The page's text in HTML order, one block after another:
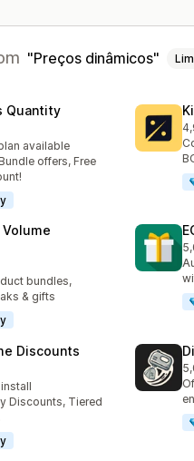
Preços dinâmicos
Quantity
available
offers, Free
Volume
bundles,
& gifts
Discounts
Discounts, Tiered